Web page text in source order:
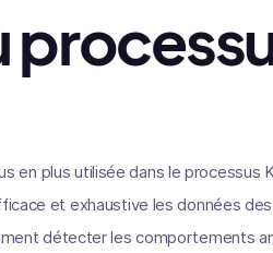
en plus utilisée dans le processus
et exhaustive les données
détecter les comportements